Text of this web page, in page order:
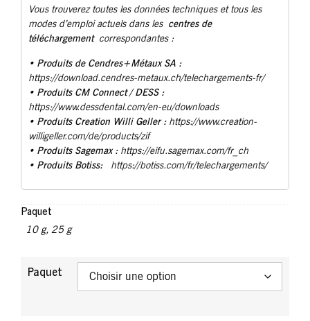
Vous trouverez toutes les données techniques et tous les
modes d’emploi actuels dans les centres de
téléchargementcorrespondantes :
• Produits de Cendres+Métaux SA :
https://download.cendres-metaux.ch/telechargements-fr/
• Produits CM Connect / DESS :
https://www.dessdental.com/en-eu/downloads
• Produits Creation Willi Geller : https://www.creation-
willigeller.com/de/products/zif
• Produits Sagemax : https://eifu.sagemax.com/fr_ch
• Produits Botiss: https://botiss.com/fr/telechargements/
Paquet
10 g, 25 g
Paquet